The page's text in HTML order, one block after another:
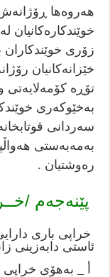
هەروەها ڕۆژانەش
خوێندکارەکانیان
زۆری
خێزانەکانیان
تۆڕە کۆمەلایەتی
بەخێوکەری
سەردانی
بەمەبەستی
رەوشتیان .
پێنەجەم /
خراپی باری
ئاستی دابەزینی
أ _ بەهۆی خراپی